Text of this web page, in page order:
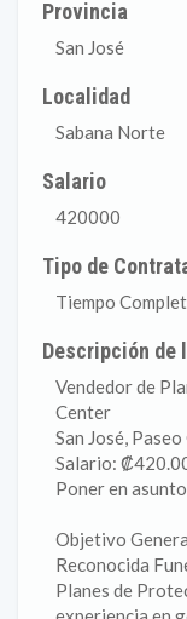
Provincia
San José
Localidad
Sabana Norte
Salario
420000
Tipo de
Tiempo
Descripción de
Vendedor de
Center
San José,
Salario:
Poner en
Objetivo
Reconocida
Planes de